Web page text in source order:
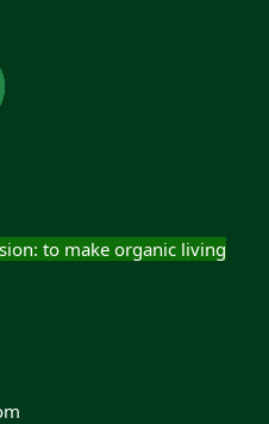
to make organic living